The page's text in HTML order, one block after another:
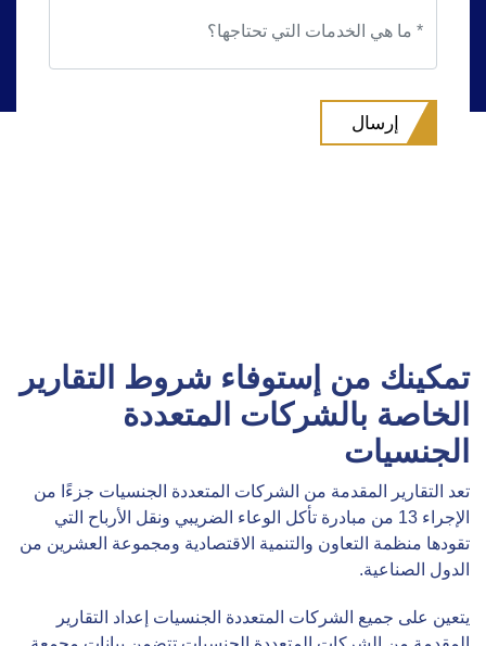
تمكينك من إستوفاء شروط التقارير
الخاصة بالشركات المتعددة
الجنسيات
تعد التقارير المقدمة من الشركات المتعددة الجنسيات جزءًا من
الإجراء 13 من مبادرة تأكل الوعاء الضريبي ونقل الأرباح التي
تقودها منظمة التعاون والتنمية الاقتصادية ومجموعة العشرين من
الدول الصناعية.
يتعين على جميع الشركات المتعددة الجنسيات إعداد التقارير